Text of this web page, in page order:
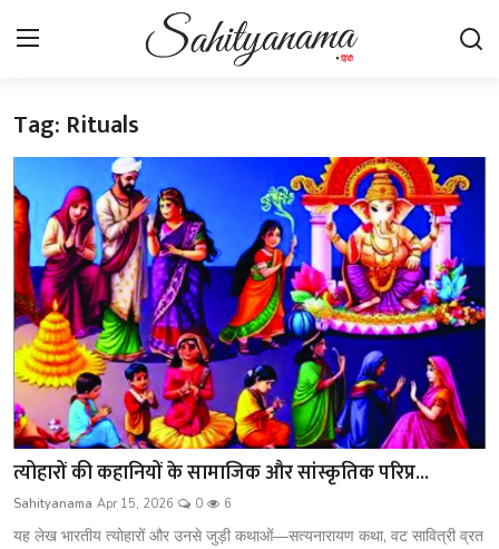
Login
स्वतंत्रता सेनानी
साहित्य समाचार
होम
कहानी
कविता
आलेख
शख्सियत
Tag: Rituals
त्योहारों की कहानियों के सामाजिक और सांस्कृतिक परिप्र...
Sahityanama Apr 15, 2026 0 6
यह लेख भारतीय त्योहारों और उनसे जुड़ी कथाओं—सत्यनारायण कथा, वट सावित्री व्रत